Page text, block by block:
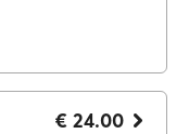
€ 24.00